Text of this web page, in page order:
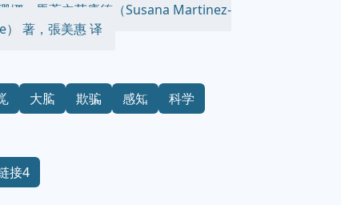
娜．馬蒂內茲康德（Susana Martinez-
著，張美惠 译
大脑 欺骗 感知
科学
接4